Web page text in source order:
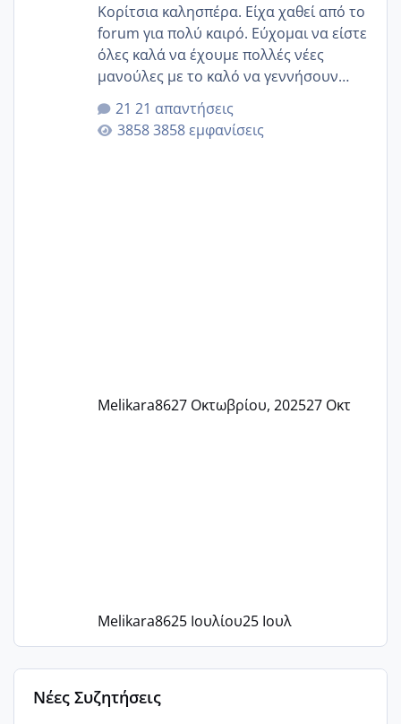
Κορίτσια καλησπέρα. Είχα χαθεί από το
forum για πολύ καιρό. Εύχομαι να είστε
όλες καλά να έχουμε πολλές νέες
μανούλες με το καλό να γεννήσουν
αυτές που ήδη περιμένουν. Να πάρουν
γερα μωράκια στην αγκαλίτσα τους
🙏🏼🙏🏼 Ας πάμε λοιπόν στο θέμα μου.
21 απαντήσεις
3858 εμφανίσεις
Melikara8627 Οκτωβρίου, 202527 Οκτ
Melikara8625 Ιουλίου25 Ιουλ
Νέες Συζητήσεις